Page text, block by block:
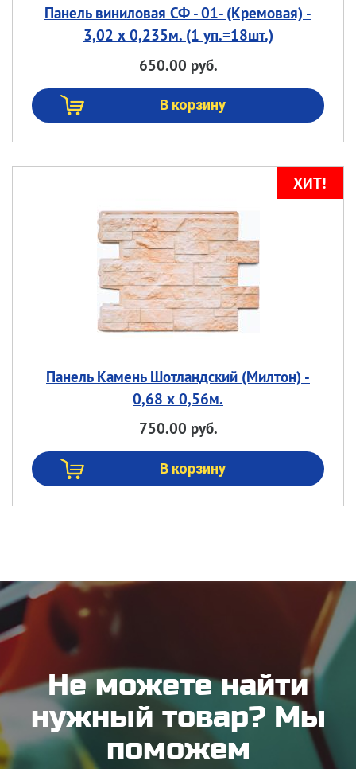
Панель виниловая СФ - 01- (Кремовая) -
3,02 х 0,235м. (1 уп.=18шт.)
650.00 руб.
Панель Камень Шотландский (Милтон) -
0,68 х 0,56м.
750.00 руб.
Не можете найти
нужный товар? Мы
поможем